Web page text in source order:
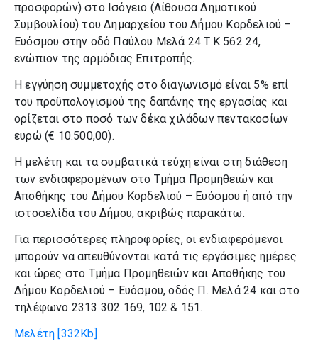
προσφορών) στο Ισόγειο (Αίθουσα Δημοτικού
Συμβουλίου) του Δημαρχείου του Δήμου Κορδελιού –
Ευόσμου στην οδό Παύλου Μελά 24 Τ.Κ 562 24,
ενώπιον της αρμόδιας Επιτροπής.
Η εγγύηση συμμετοχής στο διαγωνισμό είναι 5% επί
του προϋπολογισμού της δαπάνης της εργασίας και
ορίζεται στο ποσό των δέκα χιλάδων πεντακοσίων
ευρώ (€ 10.500,00).
Η μελέτη και τα συμβατικά τεύχη είναι στη διάθεση
των ενδιαφερομένων στο Τμήμα Προμηθειών και
Αποθήκης του Δήμου Κορδελιού – Ευόσμου ή από την
ιστοσελίδα του Δήμου, ακριβώς παρακάτω.
Για περισσότερες πληροφορίες, οι ενδιαφερόμενοι
μπορούν να απευθύνονται κατά τις εργάσιμες ημέρες
και ώρες στο Τμήμα Προμηθειών και Αποθήκης του
Δήμου Κορδελιού – Ευόσμου, οδός Π. Μελά 24 και στο
τηλέφωνο 2313 302 169, 102 & 151.
Μελέτη [332Kb]